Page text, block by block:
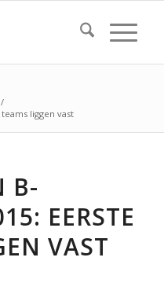
/
liggen vast
B-
EERSTE
VAST